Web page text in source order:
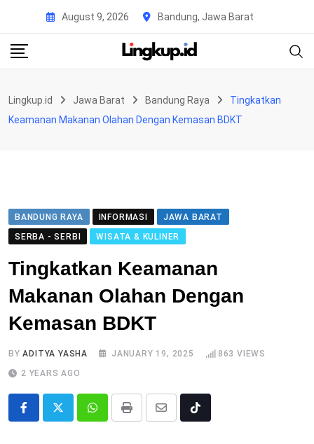
content
August 9, 2026 Bandung, Jawa Barat
Lingkup.id Jawa Barat Bandung Raya
Tingkatkan
Keamanan Makanan Olahan Dengan Kemasan BDKT
BANDUNG RAYA INFORMASI
JAWA BARAT
SERBA - SERBI
WISATA & KULINER
Tingkatkan Keamanan
Makanan Olahan Dengan
Kemasan BDKT
BYADITYA YASHA JANUARY 19, 2025 863 VIEWS
2 YEARS AGO
Whatsapp
Print
Share
Tiktok